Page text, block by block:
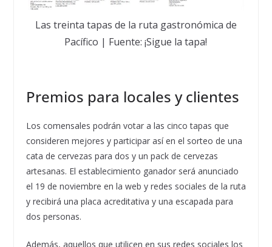
Las treinta tapas de la ruta gastronómica de
Pacífico | Fuente: ¡Sigue la tapa!
Premios para locales y clientes
Los comensales podrán votar a las cinco tapas que
consideren mejores y participar así en el sorteo de una
cata de cervezas para dos y un pack de cervezas
artesanas. El establecimiento ganador será anunciado
el 19 de noviembre en la web y redes sociales de la ruta
y recibirá una placa acreditativa y una escapada para
dos personas.
Además, aquellos que utilicen en sus redes sociales los